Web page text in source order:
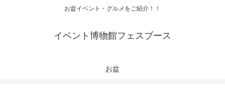
お盆イベント・グルメをご紹介！！
イベント博物館フェスブース
お盆